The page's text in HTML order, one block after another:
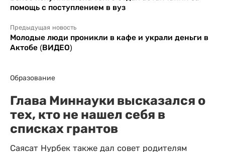
помощь с поступлением в вуз
Предыдущая новость
Молодые люди проникли в кафе и украли деньги в
Актобе (ВИДЕО)
Образование
Глава Миннауки высказался о
тех, кто не нашел себя в
списках грантов
Саясат Нурбек также дал совет родителям